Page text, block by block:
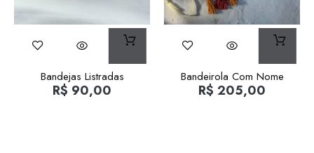
Bandejas Listradas
R$ 90,00
Bandeirola Com Nome
R$ 205,00